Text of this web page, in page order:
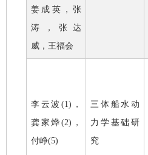
姜成英，张
涛，张达
威，王福会
李云波 (1) ，
龚家烨 (2) ，
付峥(5)
三体船水动
力学基础研
究